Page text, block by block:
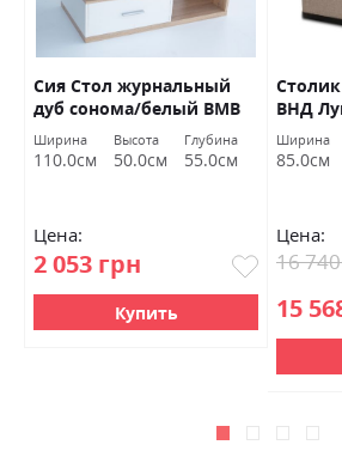
Сия Стол журнальный
дуб сонома/белый ВМВ
Холдинг
Ширина
110.0см
Высота
50.0см
Глубина
55.0см
Цена:
2 053 грн
Купить
ВНД
Ширина
85.0см
Цена:
15
16